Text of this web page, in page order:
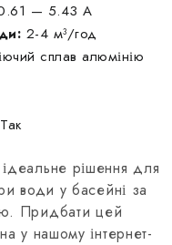
— 5.43 А
2-4 м³/год
сплав алюмінію
Так
рішення для
води у басейні за
Придбати цей
у нашому інтернет-